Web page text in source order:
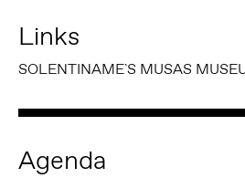
Links
SOLENTINAME`S MUSAS
Agenda